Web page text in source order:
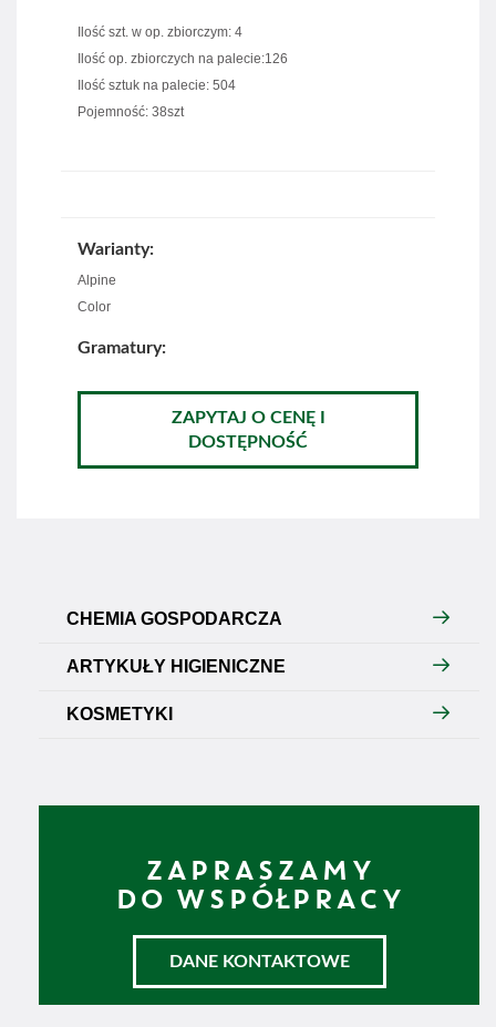
Ilość szt. w op. zbiorczym: 4
Ilość op. zbiorczych na palecie:126
Ilość sztuk na palecie: 504
Pojemność: 38szt
Warianty:
Alpine
Color
Gramatury:
ZAPYTAJ O CENĘ I
DOSTĘPNOŚĆ
CHEMIA GOSPODARCZA
ARTYKUŁY HIGIENICZNE
KOSMETYKI
ZAPRASZAMY
DO WSPÓŁPRACY
DANE KONTAKTOWE